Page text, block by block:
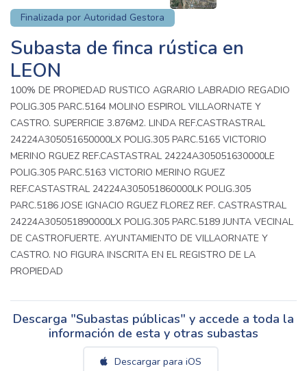
Finalizada por Autoridad Gestora
Subasta de finca rústica en
LEON
100% DE PROPIEDAD RUSTICO AGRARIO LABRADIO REGADIO
POLIG.305 PARC.5164 MOLINO ESPIROL VILLAORNATE Y
CASTRO. SUPERFICIE 3.876M2. LINDA REF.CASTRASTRAL
24224A305051650000LX POLIG.305 PARC.5165 VICTORIO
MERINO RGUEZ REF.CASTASTRAL 24224A305051630000LE
POLIG.305 PARC.5163 VICTORIO MERINO RGUEZ
REF.CASTASTRAL 24224A305051860000LK POLIG.305
PARC.5186 JOSE IGNACIO RGUEZ FLOREZ REF. CASTRASTRAL
24224A305051890000LX POLIG.305 PARC.5189 JUNTA VECINAL
DE CASTROFUERTE. AYUNTAMIENTO DE VILLAORNATE Y
CASTRO. NO FIGURA INSCRITA EN EL REGISTRO DE LA
PROPIEDAD
Descarga "Subastas públicas" y accede a toda la
información de esta y otras subastas
Descargar para iOS